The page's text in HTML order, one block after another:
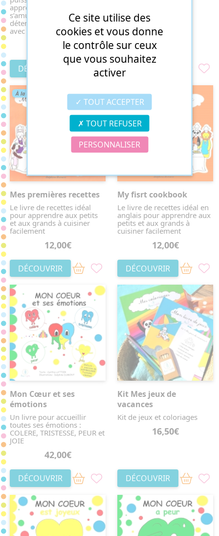
apprendre mais en
s’amusant : c’est un livre de
détente et de jeux qui rime
avec vacances.
7,00€
DÉCOUVRIR DÉCOUVRIR
À la une
Mes premières recettes
Le livre de recettes idéal
pour apprendre aux petits
et aux grands à cuisiner
facilement
12,00€
DÉCOUVRIR
My fisrt cookbook
Le livre de recettes idéal en
anglais pour apprendre aux
petits et aux grands à
cuisiner facilement
12,00€
DÉCOUVRIR
Mon Cœur et ses
émotions
Un livre pour accueillir
toutes ses émotions :
COLERE, TRISTESSE, PEUR et
JOIE
42,00€
DÉCOUVRIR
Kit Mes jeux de
vacances
Kit de jeux et coloriages
16,50€
DÉCOUVRIR
Ce site utilise des
cookies et vous donne
le contrôle sur ceux
que vous souhaitez
activer
TOUT ACCEPTER
TOUT REFUSER
PERSONNALISER